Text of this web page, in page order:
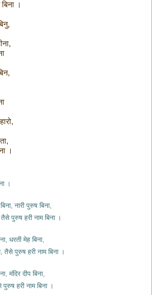
।
।
।
नारी पुरुष बिना,
पुरुष हरी नाम बिना ।
धरती मेह बिना,
पुरुष हरी नाम बिना ।
मंदिर दीप बिना,
हरी नाम बिना ।